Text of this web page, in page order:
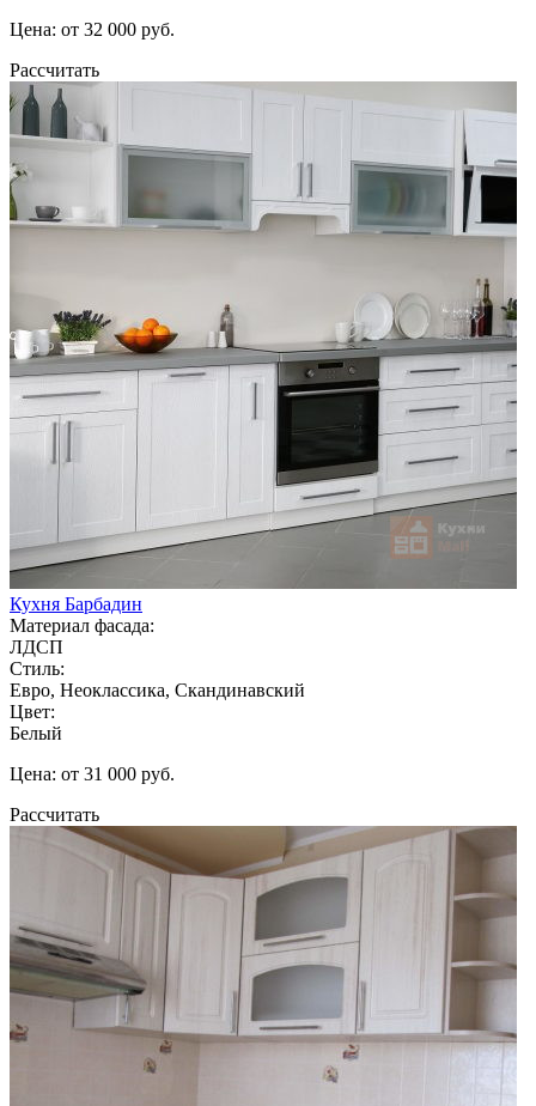
Цена: от 32 000 руб.
Рассчитать
Кухня Барбадин
Материал фасада:
ЛДСП
Стиль:
Евро, Неоклассика, Скандинавский
Цвет:
Белый
Цена: от 31 000 руб.
Рассчитать